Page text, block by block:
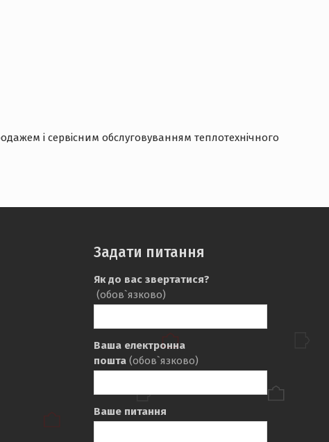
і сервісним обслуговуванням теплотехнічного
Задати питання
Як до вас звертатися?
(обов`язково)
Ваша електронна
пошта (обов`язково)
Ваше питання